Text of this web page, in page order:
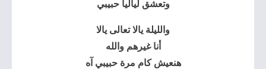
وتعشق لياليا حبيبي
والليلة يالا تعالى يالا
أنا غيرهم والله
هنعيش كام مرة حبيبي آه